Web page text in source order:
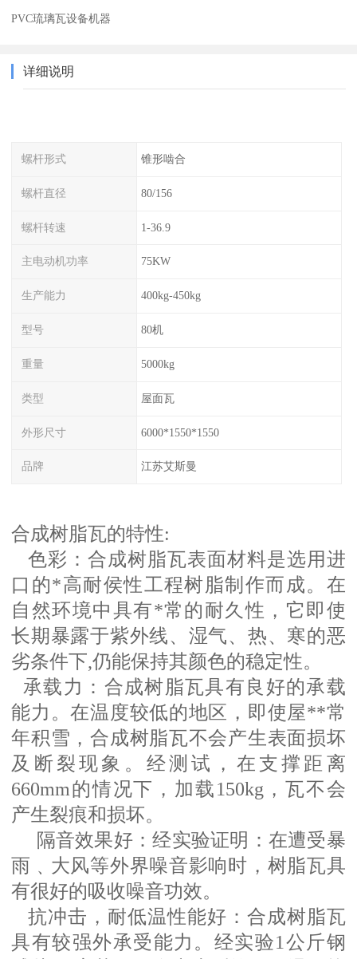
PVC琉璃瓦设备机器
详细说明
螺杆形式 锥形啮合
螺杆直径 80/156
螺杆转速 1-36.9
主电动机功率 75KW
生产能力 400kg-450kg
型号 80机
重量 5000kg
类型 屋面瓦
外形尺寸 6000*1550*1550
品牌 江苏艾斯曼
合成树脂瓦的特性:
色彩：合成树脂瓦表面材料是选用进
口的*高耐侯性工程树脂制作而成。在
自然环境中具有*常的耐久性，它即使
长期暴露于紫外线、湿气、热、寒的恶
劣条件下,仍能保持其颜色的稳定性。
承载力：合成树脂瓦具有良好的承载
能力。在温度较低的地区，即使屋**常
年积雪，合成树脂瓦不会产生表面损坏
及断裂现象。经测试，在支撑距离
660mm的情况下，加载150kg，瓦不会
产生裂痕和损坏。
隔音效果好：经实验证明：在遭受暴
雨﹑大风等外界噪音影响时，树脂瓦具
有很好的吸收噪音功效。
抗冲击，耐低温性能好：合成树脂瓦
具有较强外承受能力。经实验1公斤钢